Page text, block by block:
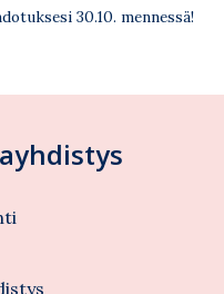
30.10. mennessä!